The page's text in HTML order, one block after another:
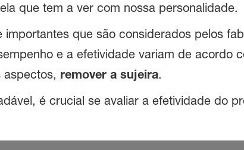
que tem a ver com nossa personalidade.
que são considerados pelos
e a efetividade variam de acordo
aspectos, remover a sujeira.
é crucial se avaliar a efetividade do